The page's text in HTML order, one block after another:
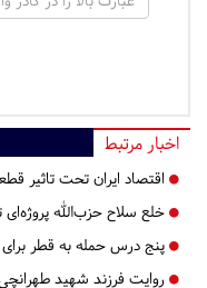
اخبار مرتبط
اقتصاد ایران تحت تاثیر
خلع سلاح حزب‌الله
پنج درس‌ حمله به قطر برای
روایت فرزند شهید